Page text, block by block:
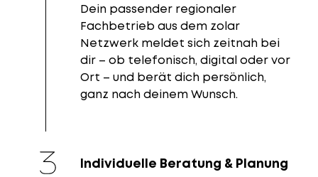
Dein passender regionaler
Fachbetrieb aus dem zolar
Netzwerk meldet sich zeitnah bei
dir – ob telefonisch, digital oder vor
Ort – und berät dich persönlich,
ganz nach deinem Wunsch.
Individuelle Beratung & Planung